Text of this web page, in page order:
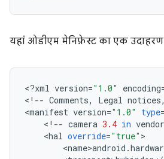
यहां ओडीएम मेनिफ़ेस्ट का एक उदाहरण
<?xml version="1.0" encoding
< ! -- Comments, Legal notices,
<manifest version="1.0" type=
< ! -- camera 3.4 in vendor
<hal override="true" >
<name>android .